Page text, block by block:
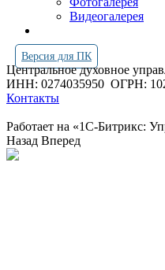
Видеогалерея
Версия для ПК
Центральное духовное
ИНН: 0274035950 ОГРН:
Контакты
Работает на «1С-Битрикс:
Назад Вперед